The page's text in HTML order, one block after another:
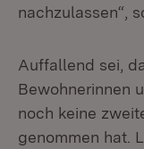
nachzulassen“,
Auffallend sei,
Bewohnerinnen
noch keine
genommen hat.